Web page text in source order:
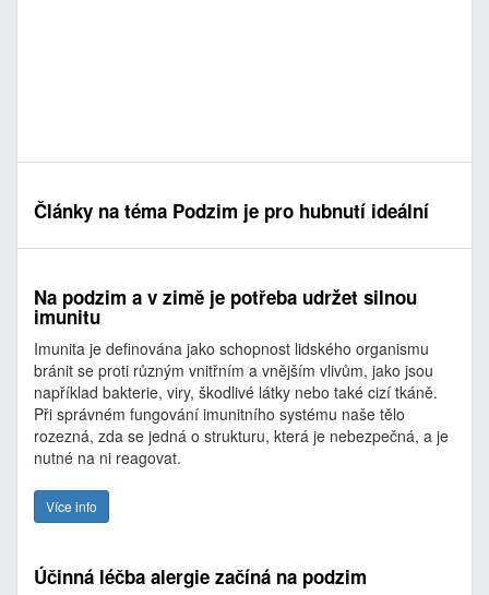
Články na téma Podzim je pro hubnutí ideální
Na podzim a v zimě je potřeba udržet silnou
imunitu
Imunita je definována jako schopnost lidského organismu
bránit se proti různým vnitřním a vnějším vlivům, jako jsou
například bakterie, viry, škodlivé látky nebo také cizí tkáně.
Při správném fungování imunitního systému naše tělo
rozezná, zda se jedná o strukturu, která je nebezpečná, a je
nutné na ni reagovat.
Více info
Účinná léčba alergie začíná na podzim